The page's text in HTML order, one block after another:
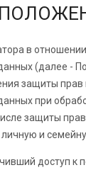
в
(далее -
защиты прав
при
защиты
и
доступ к